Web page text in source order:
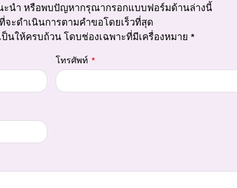
นำ หรือพบปัญหากรุณากรอกแบบฟอร์มด้านล่างนี้
จะดำเนินการตามคำขอโดยเร็วที่สุด
นให้ครบถ้วน โดบช่องเฉพาะที่มีเครื่องหมาย *
โทรศัพท์